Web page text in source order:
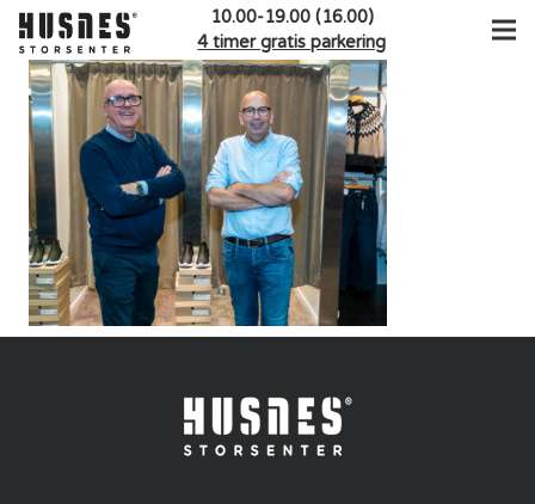
10.00-19.00 (16.00)
4 timer gratis parkering